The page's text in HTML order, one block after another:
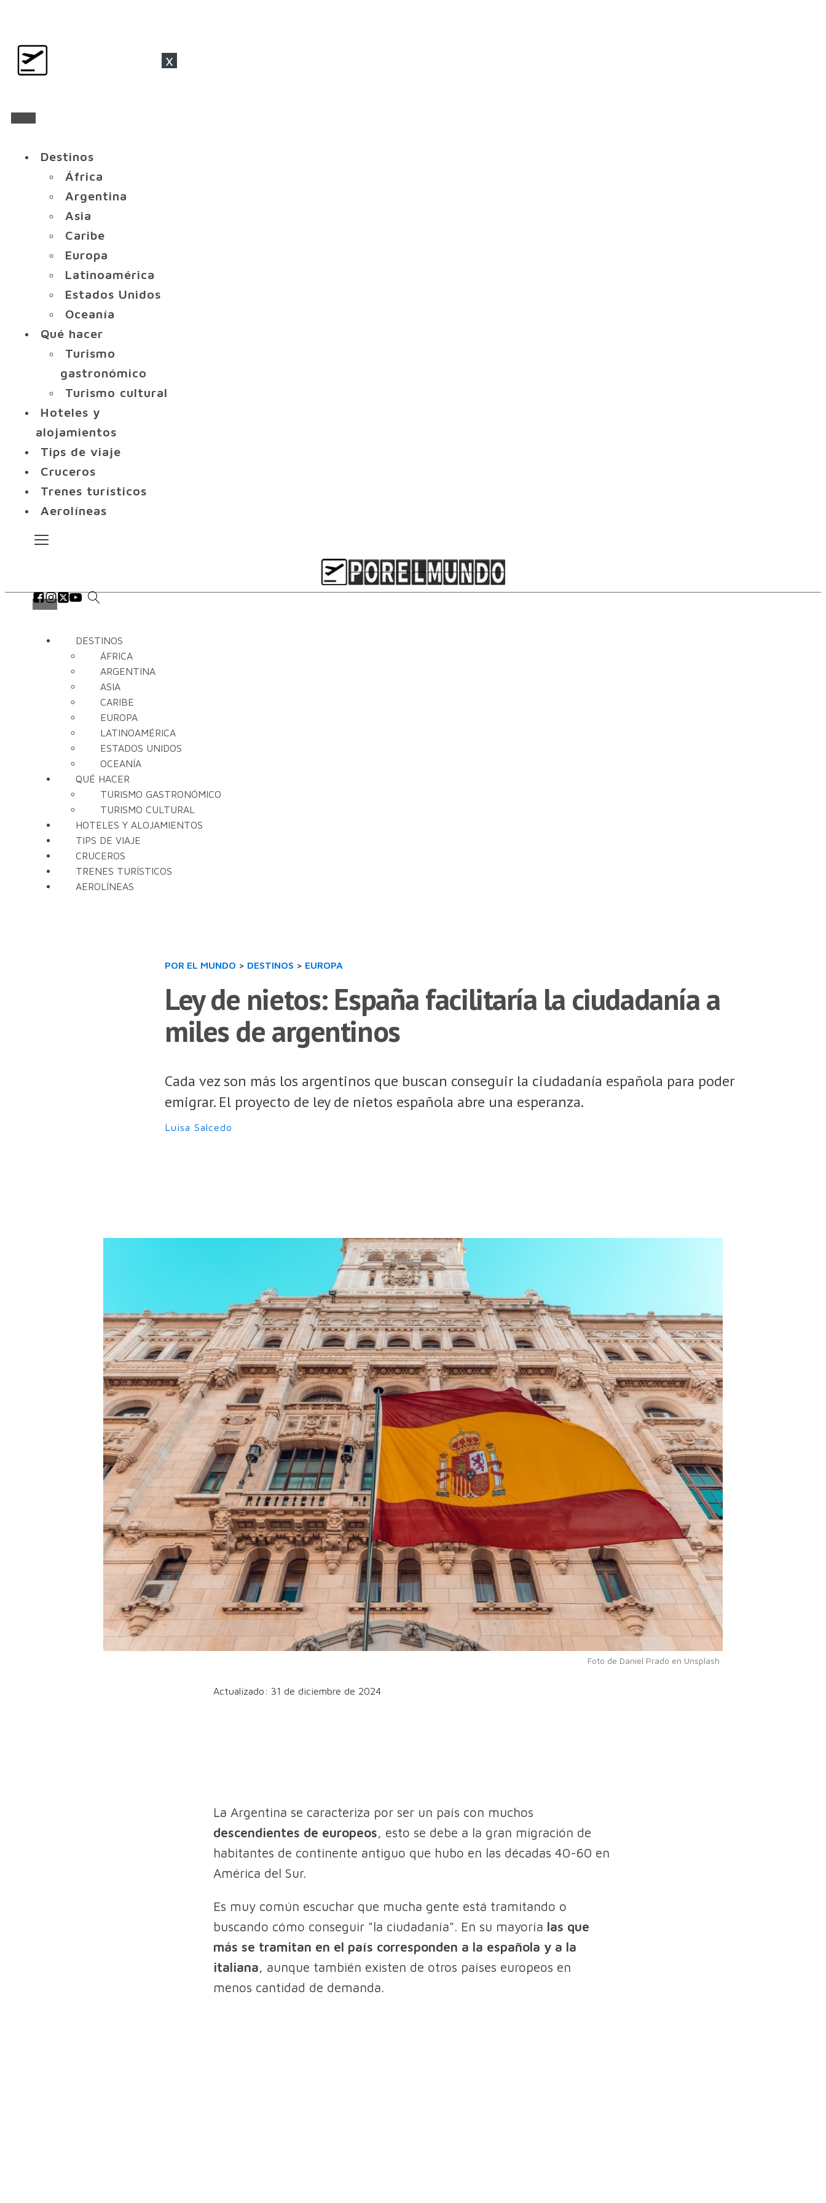
x
Destinos
África
Argentina
Asia
Caribe
Europa
Latinoamérica
Estados Unidos
Oceanía
Qué hacer
Turismo
gastronómico
Turismo cultural
Hoteles y
alojamientos
Tips de viaje
Cruceros
Trenes turísticos
Aerolíneas
DESTINOS
ÁFRICA
ARGENTINA
ASIA
CARIBE
EUROPA
LATINOAMÉRICA
ESTADOS UNIDOS
OCEANÍA
QUÉ HACER
TURISMO GASTRONÓMICO
TURISMO CULTURAL
HOTELES Y ALOJAMIENTOS
TIPS DE VIAJE
CRUCEROS
TRENES TURÍSTICOS
AEROLÍNEAS
POR EL MUNDO > DESTINOS > EUROPA
Ley de nietos: España facilitaría la ciudadanía a
miles de argentinos
Cada vez son más los argentinos que buscan conseguir la ciudadanía española para poder
emigrar. El proyecto de ley de nietos española abre una esperanza.
Luisa Salcedo
Foto de Daniel Prado en Unsplash
Actualizado: 31 de diciembre de 2024
La Argentina se caracteriza por ser un país con muchos
descendientes de europeos , esto se debe a la gran migración de
habitantes de continente antiguo que hubo en las décadas 40-60 en
América del Sur.
Es muy común escuchar que mucha gente está tramitando o
buscando cómo conseguir "la ciudadanía". En su mayoría las que
más se tramitan en el país corresponden a la española y a la
italiana , aunque también existen de otros países europeos en
menos cantidad de demanda.